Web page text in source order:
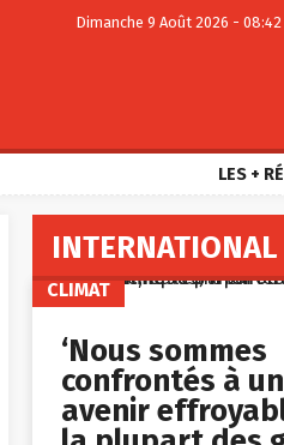
Dimanche 9 Août 2026 - 08:42
LES +
INTERNATIONAL
CLIMAT
‘Nous sommes
confrontés à un
avenir